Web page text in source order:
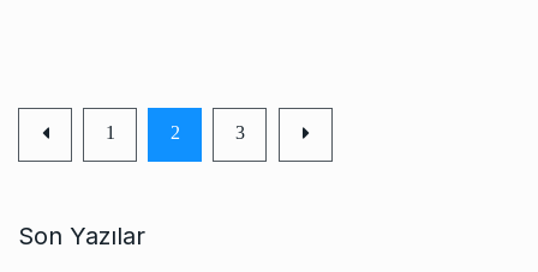
1 2 3
Son Yazılar